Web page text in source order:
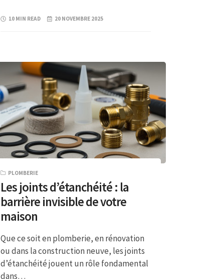
10 MIN READ 20 NOVEMBRE 2025
PLOMBERIE
Les joints d’étanchéité : la
barrière invisible de votre
maison
Que ce soit en plomberie, en rénovation
ou dans la construction neuve, les joints
d’étanchéité jouent un rôle fondamental
dans…